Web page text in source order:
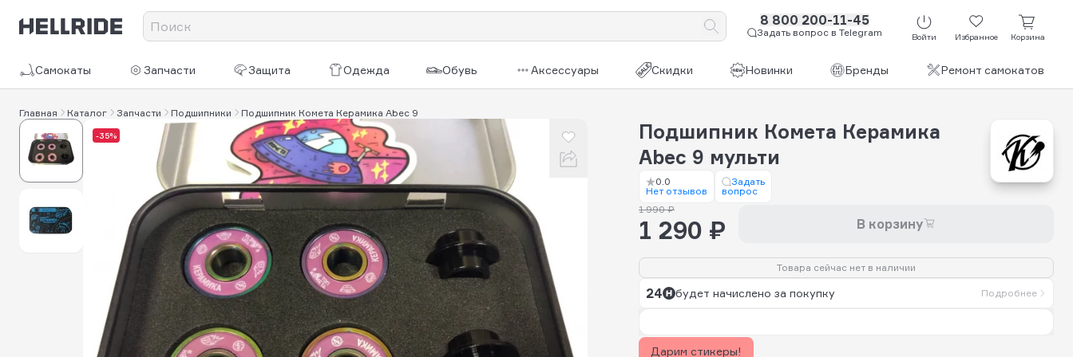
8 800 200-11-45
Задать вопрос в Telegram Войти Избранное Корзина
Самокаты Запчасти Защита Одежда Обувь Аксессуары Скидки Новинки Бренды Ремонт самокатов
Главная Каталог Запчасти Подшипники Подшипник Комета Керамика Abec 9
-35%
Подшипник Комета Керамика
Abec 9 мульти
0.0
Нет отзывов
Задать
вопрос
1 990 ₽
1 290 ₽ В корзину
Товара сейчас нет в наличии
24 будет начислено за покупку Подробнее
Дарим стикеры!